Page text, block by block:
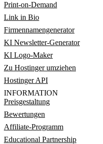
Print-on-Demand
Link in Bio
Firmennamengenerator
KI Newsletter-Generator
KI Logo-Maker
Zu Hostinger umziehen
Hostinger API
INFORMATION
Preisgestaltung
Bewertungen
Affiliate-Programm
Educational Partnership